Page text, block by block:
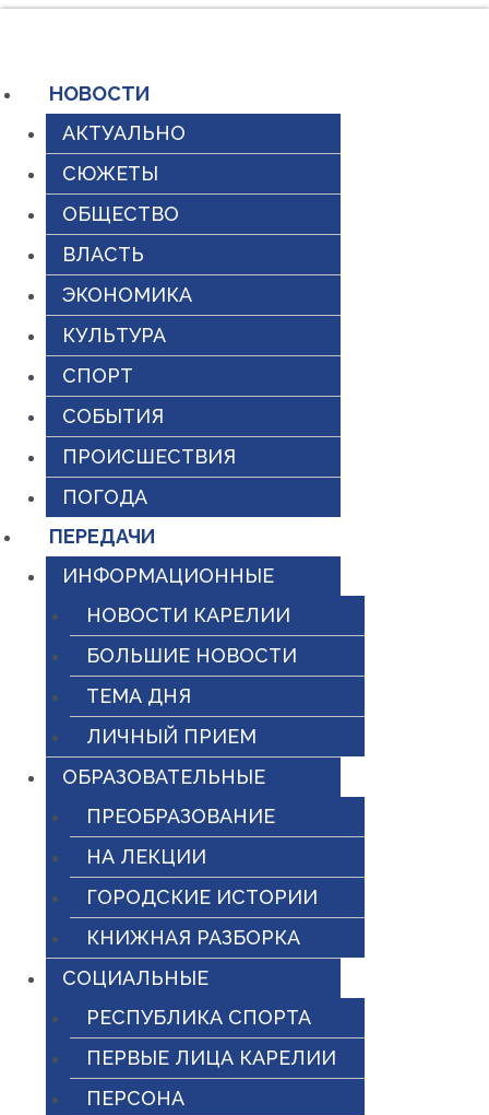
содержимому
НОВОСТИ
АКТУАЛЬНО
СЮЖЕТЫ
ОБЩЕСТВО
ВЛАСТЬ
ЭКОНОМИКА
КУЛЬТУРА
СПОРТ
СОБЫТИЯ
ПРОИСШЕСТВИЯ
ПОГОДА
ПЕРЕДАЧИ
ИНФОРМАЦИОННЫЕ
НОВОСТИ КАРЕЛИИ
БОЛЬШИЕ НОВОСТИ
ТЕМА ДНЯ
ЛИЧНЫЙ ПРИЕМ
ОБРАЗОВАТЕЛЬНЫЕ
ПРЕОБРАЗОВАНИЕ
НА ЛЕКЦИИ
ГОРОДСКИЕ ИСТОРИИ
КНИЖНАЯ РАЗБОРКА
СОЦИАЛЬНЫЕ
РЕСПУБЛИКА СПОРТА
ПЕРВЫЕ ЛИЦА КАРЕЛИИ
ПЕРСОНА